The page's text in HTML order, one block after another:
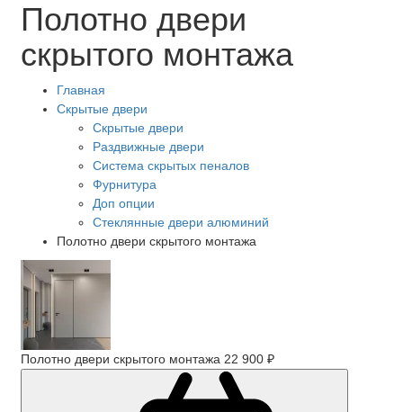
Полотно двери
скрытого монтажа
Главная
Скрытые двери
Скрытые двери
Раздвижные двери
Система скрытых пеналов
Фурнитура
Доп опции
Стеклянные двери алюминий
Полотно двери скрытого монтажа
Полотно двери скрытого монтажа 22 900 ₽